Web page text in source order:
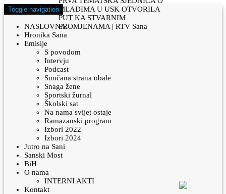
Toggle navigation
NASLOVNA
Hronika Sana
Emisije
S povodom
Intervju
Podcast
Sunčana strana obale
Snaga žene
Sportski žurnal
Školski sat
Na nama svijet ostaje
Ramazanski program
Izbori 2022
Izbori 2024
Jutro na Sani
Sanski Most
BiH
O nama
INTERNI AKTI
Kontakt